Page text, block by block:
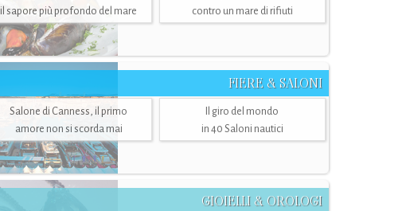
il sapore più profondo del mare
contro un mare di rifiuti
FIERE & SALONI
Salone di Canness, il primo
amore non si scorda mai
Il giro del mondo
in 40 Saloni nautici
GIOIELLI & OROLOGI